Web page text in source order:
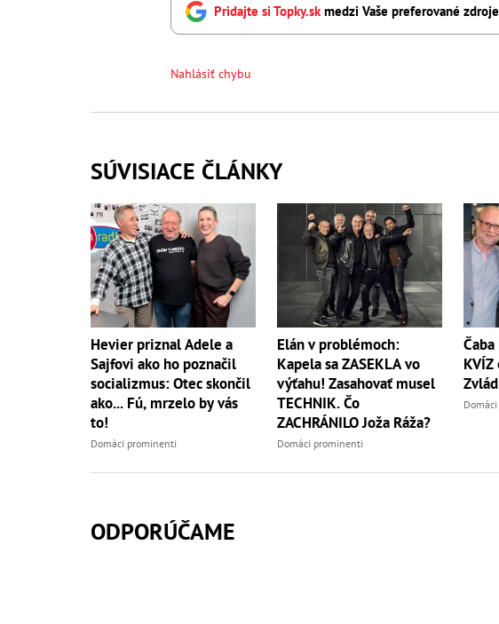
Pridajte si Topky.sk medzi Vaše preferované
Nahlásiť chybu
SÚVISIACE ČLÁNKY
Hevier priznal Adele a
Sajfovi ako ho poznačil
socializmus: Otec skončil
ako... Fú, mrzelo by vás
to!
Domáci prominenti
Elán v problémoch:
Kapela sa ZASEKLA vo
výťahu! Zasahovať musel
TECHNIK. Čo
ZACHRÁNILO Joža Ráža?
Domáci prominenti
KVÍZ
ODPORÚČAME